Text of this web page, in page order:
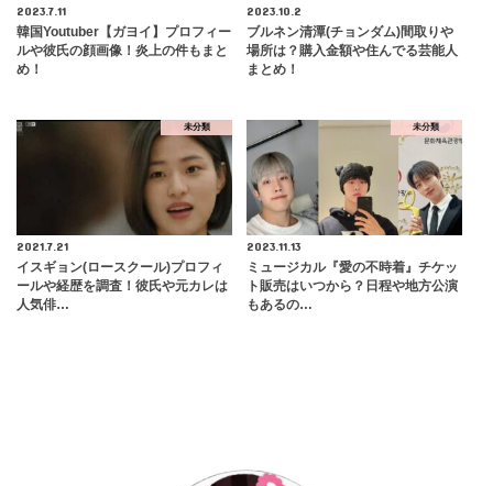
2023.7.11
韓国Youtuber【ガヨイ】プロフィー
ルや彼氏の顔画像！炎上の件もまと
め！
2023.10.2
ブルネン清潭(チョンダム)間取りや
場所は？購入金額や住んでる芸能人
まとめ！
未分類
2021.7.21
イスギョン(ロースクール)プロフィ
ールや経歴を調査！彼氏や元カレは
人気俳…
未分類
2023.11.13
ミュージカル『愛の不時着』チケッ
ト販売はいつから？日程や地方公演
もあるの…